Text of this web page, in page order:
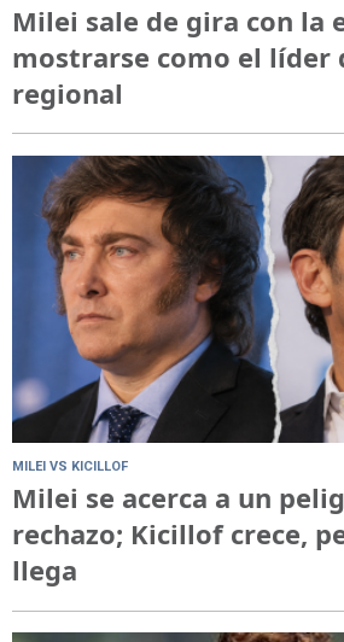
Milei sale de gira con la
mostrarse como el líder
regional
MILEI VS KICILLOF
Milei se acerca a un
rechazo; Kicillof crece,
llega